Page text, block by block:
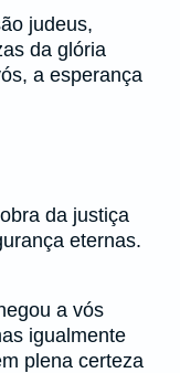
judeus,
da glória
a esperança
da justiça
eternas.
a vós
igualmente
plena certeza